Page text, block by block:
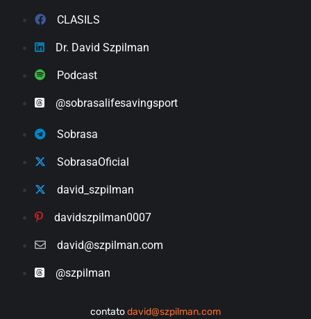
CLASILS
Dr. David Szpilman
Podcast
@sobrasalifesavingsport
Sobrasa
SobrasaOficial
david_szpilman
davidszpilman0007
david@szpilman.com
@szpilman
contatodavid@szpilman.com